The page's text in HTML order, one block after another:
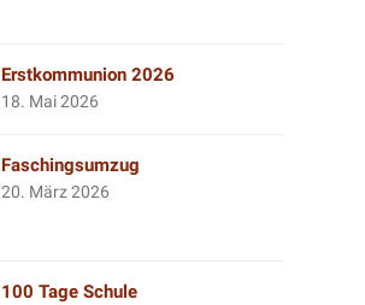
Erstkommunion 2026
18. Mai 2026
Faschingsumzug
20. März 2026
100 Tage Schule